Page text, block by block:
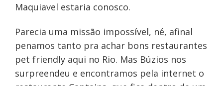
Maquiavel estaria conosco.
Parecia uma missão impossível, né, afinal
penamos tanto pra achar bons restaurantes
pet friendly aqui no Rio. Mas Búzios nos
surpreendeu e encontramos pela internet o